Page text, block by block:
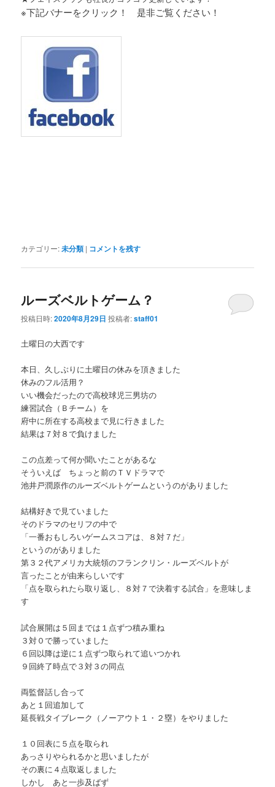
※下記バナーをクリック！ 是非ご覧ください！
カテゴリー:未分類 | コメントを残す
ルーズベルトゲーム？
投稿日時:2020年8月29日 投稿者:staff01
土曜日の大西です
本日、久しぶりに土曜日の休みを頂きました
休みのフル活用？
いい機会だったので高校球児三男坊の
練習試合（Ｂチーム）を
府中に所在する高校まで見に行きました
結果は７対８で負けました
この点差って何か聞いたことがあるな
そういえば ちょっと前のＴＶドラマで
池井戸潤原作のルーズベルトゲームというのがありました
結構好きで見ていました
そのドラマのセリフの中で
「一番おもしろいゲームスコアは、８対７だ」
というのがありました
第３２代アメリカ大統領のフランクリン・ルーズベルトが
言ったことが由来らしいです
「点を取られたら取り返し、８対７で決着する試合」を意味しま
す
試合展開は５回までは１点ずつ積み重ね
３対０で勝っていました
６回以降は逆に１点ずつ取られて追いつかれ
９回終了時点で３対３の同点
両監督話し合って
あと１回追加して
延長戦タイブレーク（ノーアウト１・２塁）をやりました
１０回表に５点を取られ
あっさりやられるかと思いましたが
その裏に４点取返しました
しかし あと一歩及ばず